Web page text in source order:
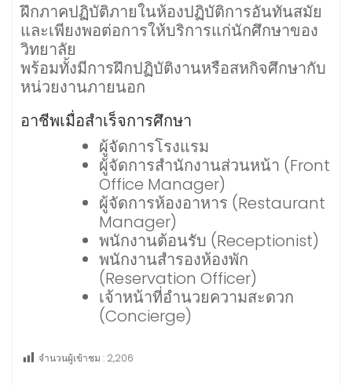
ฝึกภาคปฏิบัติภายในห้องปฏิบัติการอันทันสมัย
และเพียงพอต่อการให้บริการแก่นักศึกษาของ
วิทยาลัย
พร้อมทั้งมีการฝึกปฏิบัติงานหรือสหกิจศึกษากับ
หน่วยงานภายนอก
อาชีพเมื่อสำเร็จการศึกษา
ผู้จัดการโรงแรม
ผู้จัดการสำนักงานส่วนหน้า (Front
Office Manager)
ผู้จัดการห้องอาหาร (Restaurant
Manager)
พนักงานต้อนรับ (Receptionist)
พนักงานสำรองห้องพัก
(Reservation Officer)
เจ้าหน้าที่อำนวยความสะดวก
(Concierge)
จำนวนผู้เข้าชม : 2,206